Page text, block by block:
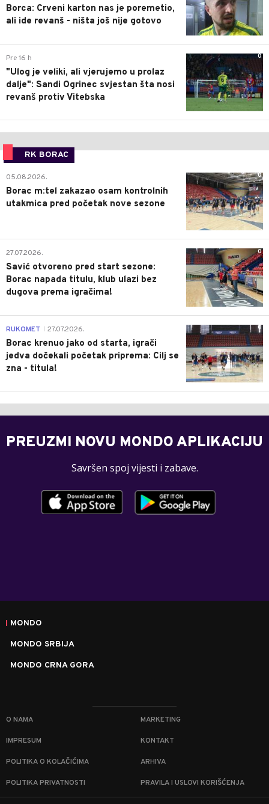
Borca: Crveni karton nas je poremetio,
ali ide revanš - ništa još nije gotovo
0
Pre 16 h
"Ulog je veliki, ali vjerujemo u prolaz
dalje": Sandi Ogrinec svjestan šta nosi
revanš protiv Vitebska
RK BORAC
0
05.08.2026.
Borac m:tel zakazao osam kontrolnih
utakmica pred početak nove sezone
0
27.07.2026.
Savić otvoreno pred start sezone:
Borac napada titulu, klub ulazi bez
dugova prema igračima!
0
RUKOMET 27.07.2026.
Borac krenuo jako od starta, igrači
jedva dočekali početak priprema: Cilj se
zna - titula!
PREUZMI NOVU MONDO APLIKACIJU
Savršen spoj vijesti i zabave.
MONDO
MONDO SRBIJA
MONDO CRNA GORA
O NAMA MARKETING
IMPRESUM KONTAKT
POLITIKA O KOLAČIĆIMA ARHIVA
POLITIKA PRIVATNOSTI PRAVILA I USLOVI KORIŠĆENJA